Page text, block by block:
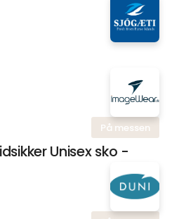
På messen
Unisex sko -